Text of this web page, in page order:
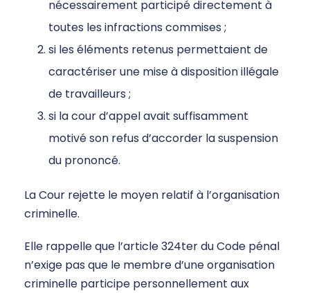
nécessairement participé directement à
toutes les infractions commises ;
si les éléments retenus permettaient de
caractériser une mise à disposition illégale
de travailleurs ;
si la cour d’appel avait suffisamment
motivé son refus d’accorder la suspension
du prononcé.
La Cour rejette le moyen relatif à l’organisation
criminelle.
Elle rappelle que l’article 324ter du Code pénal
n’exige pas que le membre d’une organisation
criminelle participe personnellement aux